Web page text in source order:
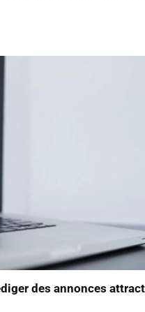
des annonces